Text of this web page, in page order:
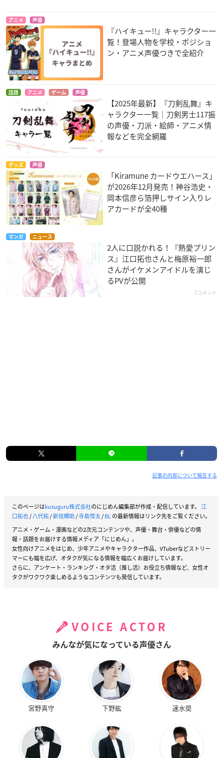
アニメ 声優
『ハイキュー!!』キャラクター一
覧！登場人物を学校・ポジショ
ン・アニメ声優つきで全紹介
話題 アニメ ゲーム 声優
【2025年最新】『刀剣乱舞』キ
ャラクター一覧｜刀剣男士117振
の声優・刀派・絵師・アニメ情
報などを完全網羅
グッズ 声優
「Kiramune カードウエハース」
が2026年12月発売！神谷浩史・
岡本信彦ら箔押しサイン入りレ
アカードが全40種
マンガ ニュース
2人に口説かれる！『熱愛プリン
ス』江口拓也さんと梅原裕一郎
さんがイケメンアイドルを演じ
るPVが公開
2コメント
記事の内容について報告する
このページはkusuguru株式会社のにじめん編集部が作成・配信しています。 江
口拓也/八代拓/新垣樽助/寺島惇太/BLの最新情報はリンク先をご覧ください。
アニメ・ゲーム・漫画などの2次元コンテンツや、声優・舞台・俳優などの情
報・話題をお届けする情報メディア「にじめん」。
女性向けアニメをはじめ、少年アニメやキャラクター作品、VTuberなどストリー
マーにも幅を広げ、オタクが気になる情報を幅広くお届けしています。
さらに、アンケート・ランキング・オタ活（推し活）お役立ち情報など、女性オ
タクがワクワク楽しめるようなコンテンツも発信しています。
VOICE ACTOR
みんなが気になっている声優さん
宮野真守 下野紘 速水奨